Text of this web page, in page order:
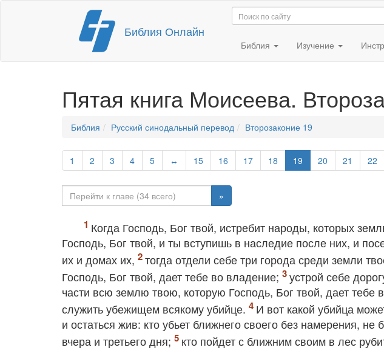
Перейти
содержимому
Библия Онлайн
Библия Изучение
Пятая книга Моисеева.
Библия Русский синодальный перевод Второзаконие 19
1 2 3 4 5 ↔ 15 16 17 18 19 20 21 22
»
Когда Господь, Бог твой, истребит народы, которых
Господь, Бог твой, и ты вступишь в наследие после них, и
их и домах их,
тогда отдели себе три города среди земли
Господь, Бог твой, дает тебе во владение;
устрой себе
части всю землю твою, которую Господь, Бог твой, дает тебе
служить убежищем всякому убийце.
И вот какой убийца
и остаться жив: кто убьет ближнего своего без намерения, не
вчера и третьего дня;
кто пойдет с ближним своим в лес